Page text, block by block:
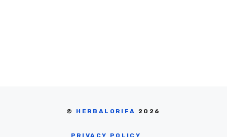
© HERBALORIFA 2026